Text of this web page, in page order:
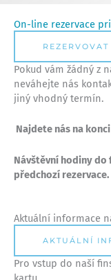
On-line rezervace
REZERVOVAT
Pokud vám žádný z
neváhejte nás
jiný vhodný termín.
Najdete nás na
Návštěvní hodiny do
předchozí rezervace.
Aktuální informace
AKTUÁLNÍ
Pro vstup do naší